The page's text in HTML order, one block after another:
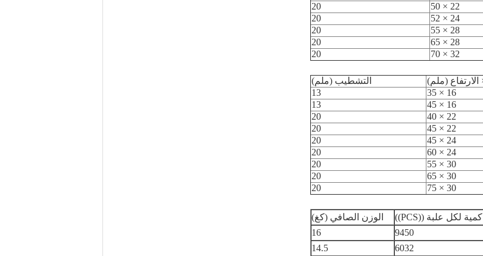
22 × 50
20
24 × 52
20
28 × 55
20
28 × 65
20
32 × 70
20
التشطيب (ملم)
16 × 35
13
16 × 45
13
22 × 40
20
22 × 45
20
24 × 45
20
24 × 60
20
30 × 55
20
30 × 65
20
30 × 75
20
كمية لكل علبة ((PCS))
الوزن الصافي (كغ)
9450
16
6032
14.5